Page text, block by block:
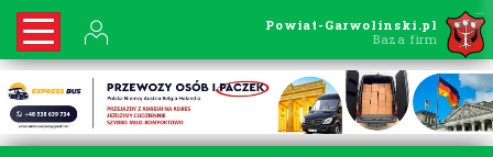
Powiat-Garwolinski.pl
Baza firm